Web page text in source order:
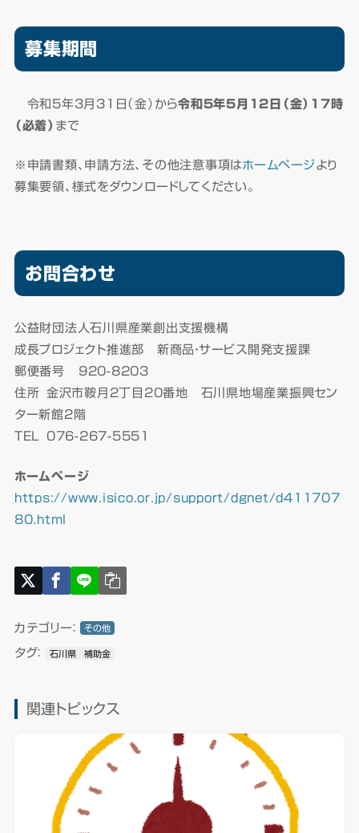
募集期間
令和5年3月31日（金）から令和5年5月12日（金）17時
（必着） まで
※申請書類、申請方法、その他注意事項はホームページより
募集要領、様式をダウンロードしてください。
お問合わせ
公益財団法人石川県産業創出支援機構
成長プロジェクト推進部 新商品・サービス開発支援課
郵便番号
920-8203
住所 金沢市鞍月2丁目20番地 石川県地場産業振興セン
ター新館2階
TEL
076-267-5551
ホームページ
https://www.isico.or.jp/support/dgnet/d411707
80.html
カテゴリー： その他
タグ： 石川県 補助金
関連トピックス